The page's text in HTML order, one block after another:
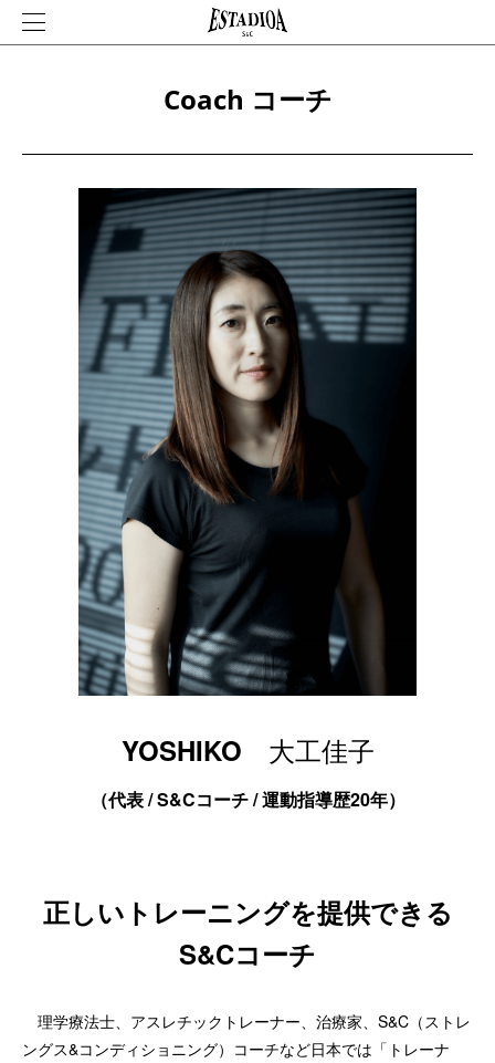
Coach コーチ
YOSHIKO 大工佳子
（代表 / S&Cコーチ / 運動指導歴20年）
正しいトレーニングを提供できる
S&Cコーチ
理学療法士、アスレチックトレーナー、治療家、S&C（ストレ
ングス&コンディショニング）コーチなど日本では「トレーナ